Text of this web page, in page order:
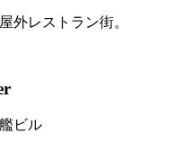
外レストラン街。
ビル